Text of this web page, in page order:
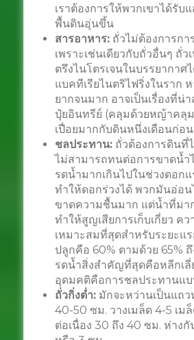
เราต้องการให้พวกเขาได้รับ
พื้นดินอุ่นขึ้น
สารอาหาร:ถั่วไม่ต้องการกา
เพราะเช่นเดียวกับถั่วอื่นๆ ถั่ว
ตรึงไนโตรเจนในบรรยากาศ
แบคทีเรียไนตริไฟริ่งในราก
ยากจนมาก อาจเป็นเรื่องที่น่
ปุ๋ยอินทรีย์ (คลุมด้วยหญ้าคลุ
เปื่อยมากกับดินหนึ่งเดือนก่อ
ชลประทาน:ถั่วต้องการดินที่
ไม่สามารถทนต่อการขาดน้ำ
รดน้ำมากเกินไปในช่วงดอกแ
ทำให้ดอกร่วงได้ พวกมันอ่อน
ขาดความชื้นมาก แต่น้ำที่มา
ทำให้สูญเสียการเก็บเกี่ยว ค
เหมาะสมที่สุดสำหรับระยะแร
ปลูกคือ 60% ตามด้วย 65% ​​ถึ
รดน้ำสิ่งสำคัญที่สุดคือหลีกเลี่
อุดมคติคือการชลประทานแ
ถั่วกิ่งต่ำ:มักจะหว่านเป็นแถ
40-50 ซม. วางเมล็ด 4-5 เม
ต่อเนื่อง 30 ถึง 40 ซม. ห่าง